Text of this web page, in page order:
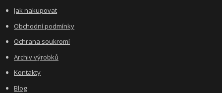
Jak nakupovat
Obchodní podmínky
Ochrana soukromí
Archiv výrobků
Kontakty
Blog